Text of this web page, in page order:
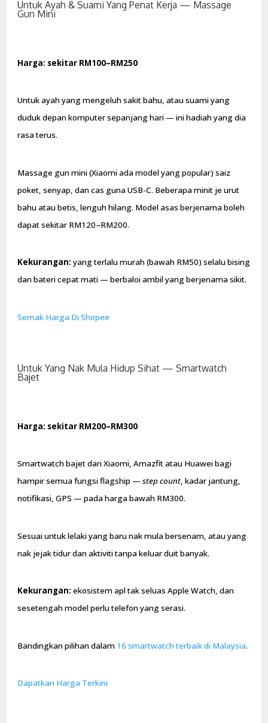
Untuk Ayah & Suami Yang Penat Kerja — Massage
Gun Mini
Harga: sekitar RM100–RM250
Untuk ayah yang mengeluh sakit bahu, atau suami yang
duduk depan komputer sepanjang hari — ini hadiah yang dia
rasa terus.
Massage gun mini (Xiaomi ada model yang popular) saiz
poket, senyap, dan cas guna USB-C. Beberapa minit je urut
bahu atau betis, lenguh hilang. Model asas berjenama boleh
dapat sekitar RM120–RM200.
Kekurangan: yang terlalu murah (bawah RM50) selalu bising
dan bateri cepat mati — berbaloi ambil yang berjenama sikit.
Semak Harga Di Shopee
Untuk Yang Nak Mula Hidup Sihat — Smartwatch
Bajet
Harga: sekitar RM200–RM300
Smartwatch bajet dari Xiaomi, Amazfit atau Huawei bagi
hampir semua fungsi flagship —step count, kadar jantung,
notifikasi, GPS — pada harga bawah RM300.
Sesuai untuk lelaki yang baru nak mula bersenam, atau yang
nak jejak tidur dan aktiviti tanpa keluar duit banyak.
Kekurangan: ekosistem apl tak seluas Apple Watch, dan
sesetengah model perlu telefon yang serasi.
Bandingkan pilihan dalam 16 smartwatch terbaik di Malaysia.
Dapatkan Harga Terkini